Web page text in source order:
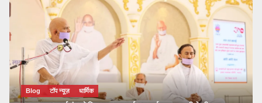
Blog टॉप न्यूज़ धार्मिक